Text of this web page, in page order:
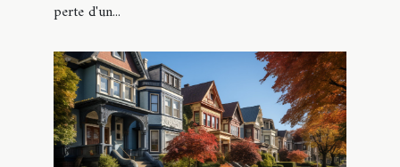
perte d'un...